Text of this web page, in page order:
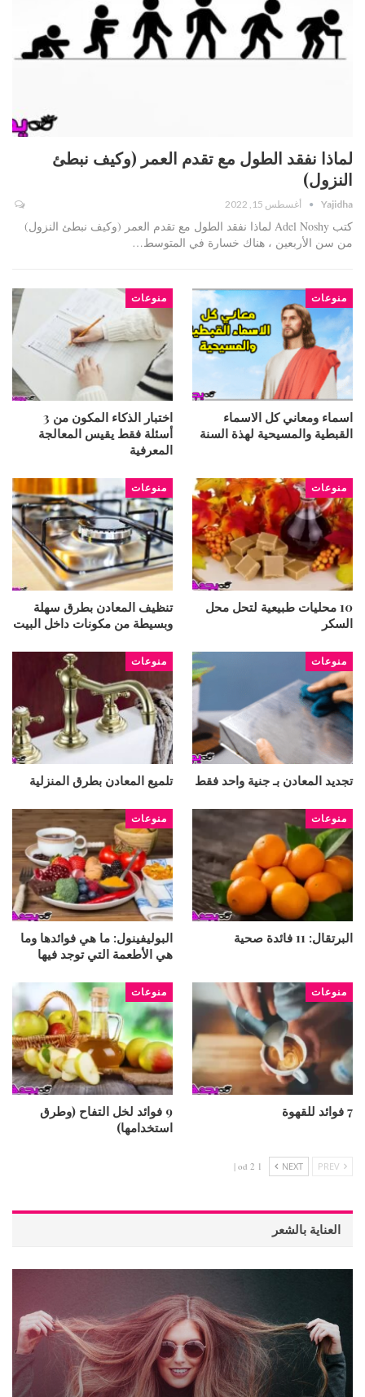
لماذا نفقد الطول مع تقدم العمر (وكيف نبطئ
النزول)
Yajidha أغسطس 15, 2022
كتب Adel Noshy لماذا نفقد الطول مع تقدم العمر (وكيف نبطئ النزول)
من سن الأربعين ، هناك خسارة في المتوسط…
منوعات
اسماء ومعاني كل الاسماء
القبطية والمسيحية لهذة السنة
منوعات
اختبار الذكاء المكون من 3
أسئلة فقط يقيس المعالجة
المعرفية
منوعات
10 محليات طبيعية لتحل محل
السكر
منوعات
تنظيف المعادن بطرق سهلة
وبسيطة من مكونات داخل البيت
منوعات
تجديد المعادن بـ جنية واحد فقط
منوعات
تلميع المعادن بطرق المنزلية
منوعات
البرتقال: 11 فائدة صحية
منوعات
البوليفينول: ما هي فوائدها وما
هي الأطعمة التي توجد فيها
منوعات
7 فوائد للقهوة
منوعات
9 فوائد لخل التفاح (وطرق
استخدامها)
NEXT
1 od 2 |
العناية بالشعر